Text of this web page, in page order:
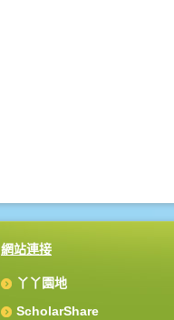
網站連接
丫丫園地
ScholarShare